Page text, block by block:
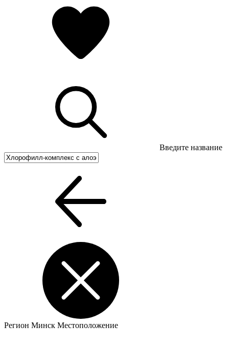
Введите название
Регион Минск Местоположение